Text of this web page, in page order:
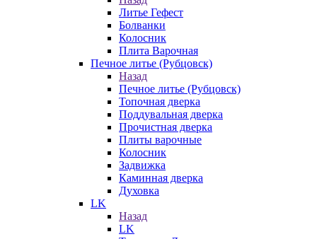
Литье Гефест
Болванки
Колосник
Плита Варочная
Печное литье (Рубцовск)
Назад
Печное литье (Рубцовск)
Топочная дверка
Поддувальная дверка
Прочистная дверка
Плиты варочные
Колосник
Задвижка
Каминная дверка
Духовка
LK
Назад
LK